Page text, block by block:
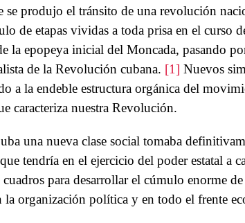
se produjo el tránsito de una revolución
de etapas vividas a toda prisa en el curso
la epopeya inicial del Moncada, pasando
de la Revolución cubana. [1] Nuevos
a la endeble estructura orgánica del
caracteriza nuestra Revolución.
una nueva clase social tomaba
tendría en el ejercicio del poder estatal a
para desarrollar el cúmulo enorme de
la organización política y en todo el frente